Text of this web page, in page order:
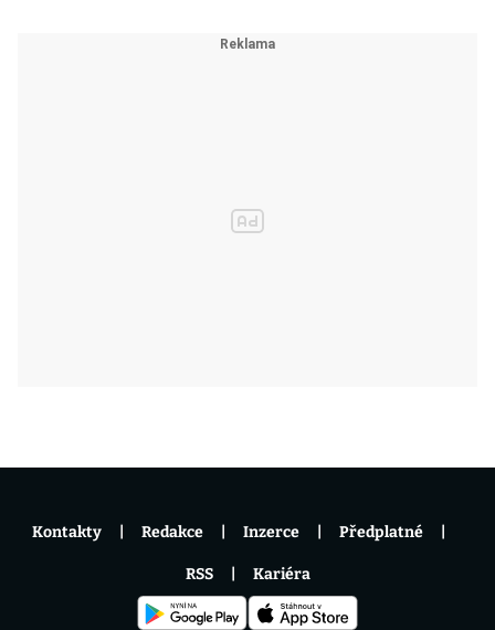
Kontakty Redakce Inzerce Předplatné
RSS Kariéra